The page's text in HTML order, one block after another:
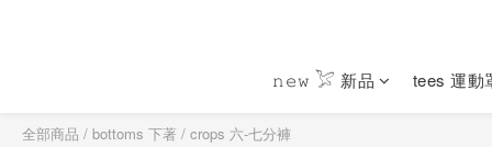
𝚗𝚎𝚠 𓅯 新品 tees 運動
全部商品 / bottoms 下著 / crops 六-七分褲